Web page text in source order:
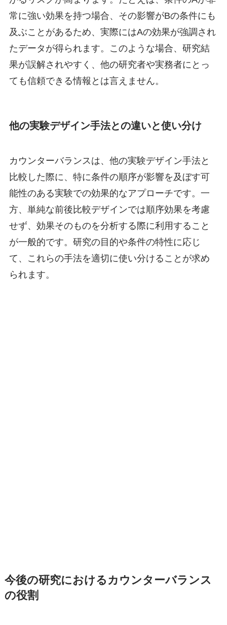
常に強い効果を持つ場合、その影響がBの条件にも
及ぶことがあるため、実際にはAの効果が強調され
たデータが得られます。このような場合、研究結
果が誤解されやすく、他の研究者や実務者にとっ
ても信頼できる情報とは言えません。
他の実験デザイン手法との違いと使い分け
カウンターバランスは、他の実験デザイン手法と
比較した際に、特に条件の順序が影響を及ぼす可
能性のある実験での効果的なアプローチです。一
方、単純な前後比較デザインでは順序効果を考慮
せず、効果そのものを分析する際に利用すること
が一般的です。研究の目的や条件の特性に応じ
て、これらの手法を適切に使い分けることが求め
られます。
今後の研究におけるカウンターバランス
の役割